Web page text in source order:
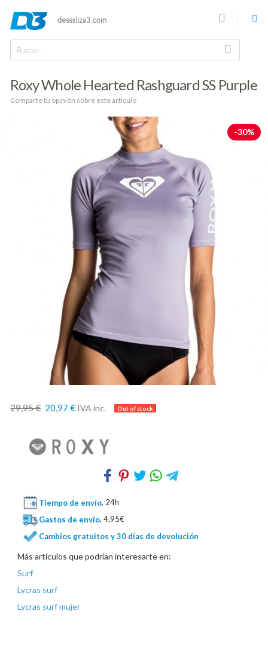
Buscar...
Roxy Whole Hearted Rashguard SS Purple
Comparte tu opinión sobre este artículo
-30%
29,95 € 20,97 € IVA inc.
Tiempo de envío, 24h
Gastos de envío, 4,95€
Cambios gratuitos y 30 días de devolución
Más artículos que podrían interesarte en:
Surf
Lycras surf
Lycras surf mujer